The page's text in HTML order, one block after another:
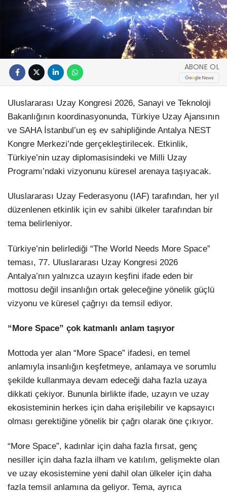
ABONE OL
Uluslararası Uzay Kongresi 2026, Sanayi ve Teknoloji
Bakanlığının koordinasyonunda, Türkiye Uzay Ajansının
ve SAHA İstanbul’un eş ev sahipliğinde Antalya NEST
Kongre Merkezi’nde gerçekleştirilecek. Etkinlik,
Türkiye’nin uzay diplomasisindeki ve Milli Uzay
Programı’ndaki vizyonunu küresel arenaya taşıyacak.
Uluslararası Uzay Federasyonu (IAF) tarafından, her yıl
düzenlenen etkinlik için ev sahibi ülkeler tarafından bir
tema belirleniyor.
Türkiye’nin belirlediği “The World Needs More Space”
teması, 77. Uluslararası Uzay Kongresi 2026
Antalya’nın yalnızca uzayın keşfini ifade eden bir
mottosu değil insanlığın ortak geleceğine yönelik güçlü
vizyonu ve küresel çağrıyı da temsil ediyor.
“More Space” çok katmanlı anlam taşıyor
Mottoda yer alan “More Space” ifadesi, en temel
anlamıyla insanlığın keşfetmeye, anlamaya ve sorumlu
şekilde kullanmaya devam edeceği daha fazla uzaya
dikkati çekiyor. Bununla birlikte ifade, uzayın ve uzay
ekosisteminin herkes için daha erişilebilir ve kapsayıcı
olması gerektiğine yönelik bir çağrı olarak öne çıkıyor.
“More Space”, kadınlar için daha fazla fırsat, genç
nesiller için daha fazla ilham ve katılım, gelişmekte olan
ve uzay ekosistemine yeni dahil olan ülkeler için daha
fazla temsil anlamına da geliyor. Tema, ayrıca